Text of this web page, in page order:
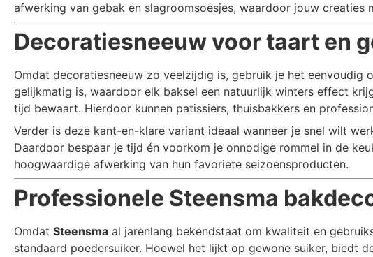
afwerking van gebak en slagroomsoesjes, waardoor jouw creaties
Decoratiesneeuw voor taart en
Omdat decoratiesneeuw zo veelzijdig is, gebruik je het
gelijkmatig is, waardoor elk baksel een natuurlijk winters effect
tijd bewaart. Hierdoor kunnen patissiers, thuisbakkers en
Verder is deze kant-en-klare variant ideaal wanneer je snel wilt
Daardoor bespaar je tijd én voorkom je onnodige rommel in de
hoogwaardige afwerking van hun favoriete seizoensproducten.
Professionele Steensma
Omdat Steensma al jarenlang bekendstaat om kwaliteit en
standaard poedersuiker. Hoewel het lijkt op gewone suiker, biedt